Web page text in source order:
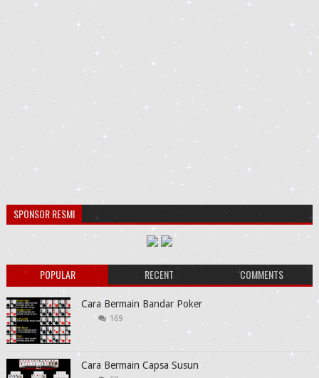
SPONSOR RESMI
POPULAR RECENT COMMENTS
Cara Bermain Bandar Poker
169
Cara Bermain Capsa Susun